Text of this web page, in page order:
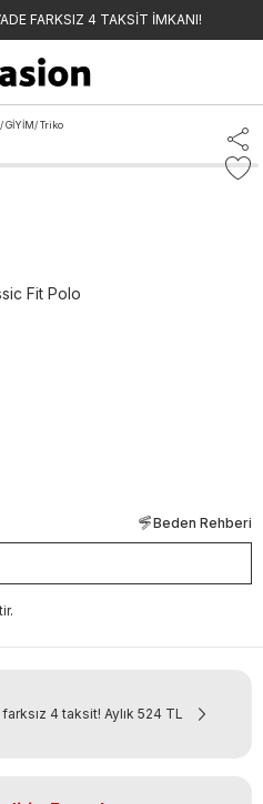
FARKSIZ 4 TAKSİT İMKANI!
/ GİYİM/ Triko
Fit Polo
Beden Rehberi
4 taksit! Aylık 524 TL